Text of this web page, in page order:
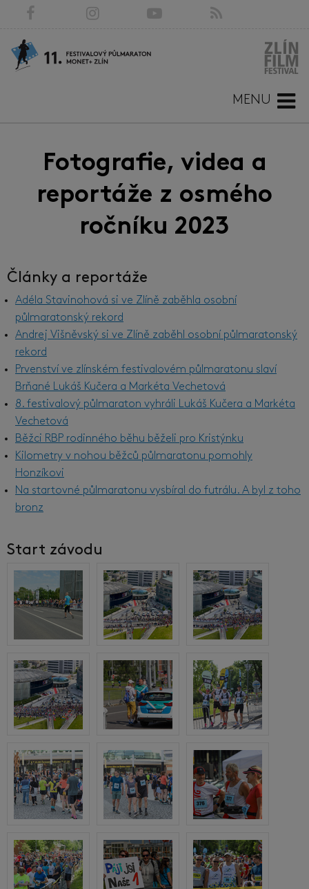
MENU
Fotografie, videa a
reportáže z osmého
ročníku 2023
Články a reportáže
Adéla Stavinohová si ve Zlíně zaběhla osobní
půlmaratonský rekord
Andrej Višněvský si ve Zlíně zaběhl osobní půlmaratonský
rekord
Prvenství ve zlínském festivalovém půlmaratonu slaví
Brňané Lukáš Kučera a Markéta Vechetová
8. festivalový půlmaraton vyhráli Lukáš Kučera a Markéta
Vechetová
Běžci RBP rodinného běhu běželi pro Kristýnku
Kilometry v nohou běžců půlmaratonu pomohly
Honzíkovi
Na startovné půlmaratonu vysbíral do futrálu. A byl z toho
bronz
Start závodu